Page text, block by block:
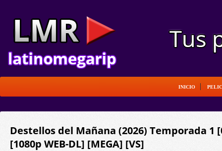
INICIO
Destellos del Mañana (2026) Temporada 1
[1080p WEB-DL] [MEGA] [VS]